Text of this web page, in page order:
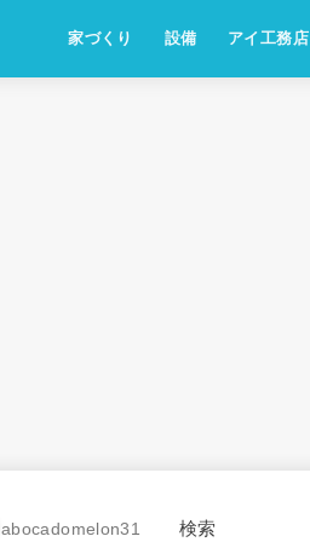
家づくり 設備 アイ工務店
abocadomelon31 検索